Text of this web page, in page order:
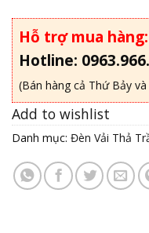
Hỗ trợ mua hàng:
Hotline:
(Bán hàng cả Thứ Bảy
Add to wishlist
Danh mục: Đèn Vải Thả